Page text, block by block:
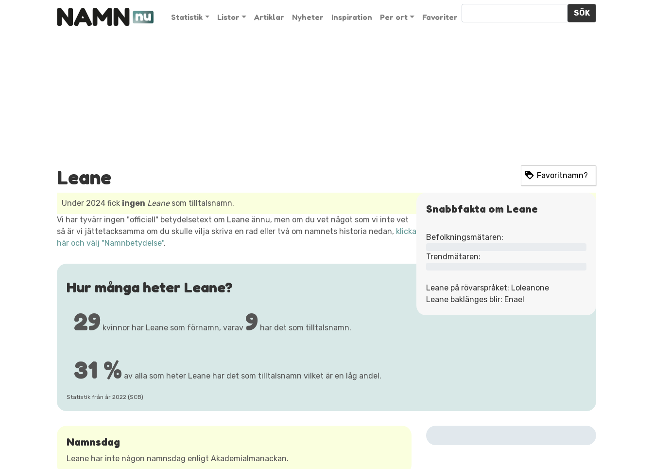
Statistik Listor Artiklar Nyheter Inspiration Per ort Favoriter SÖK
Leane Favoritnamn?
Snabbfakta om Leane
Befolkningsmätaren:
Trendmätaren:
Leane på rövarspråket: Loleanone
Leane baklänges blir: Enael
Under 2024 fick ingen Leanesom tilltalsnamn.
Vi har tyvärr ingen "officiell" betydelsetext om Leane ännu, men om du vet något som vi inte vet
så är vi jättetacksamma om du skulle vilja skriva en rad eller två om namnets historia nedan, klicka
här och välj "Namnbetydelse".
Hur många heter Leane?
29 kvinnor har Leane som förnamn, varav 9 har det som tilltalsnamn.
31 % av alla som heter Leane har det som tilltalsnamn vilket är en låg andel.
Statistik från år 2022 (SCB)
Namnsdag
Leane har inte någon namnsdag enligt Akademialmanackan.